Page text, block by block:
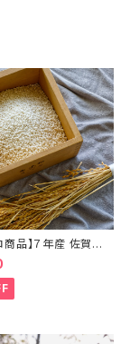
商品】７年産 佐賀県
もち米５kg